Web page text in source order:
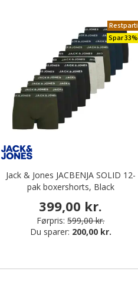
Restparti
Spar 33%
Jack & Jones JACBENJA SOLID 12-
pak boxershorts, Black
399,00 kr.
Førpris: 599,00 kr.
Du sparer: 200,00 kr.